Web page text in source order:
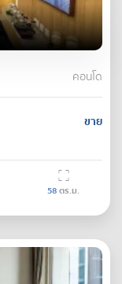
คอนโด
ขาย
58ตร.ม.